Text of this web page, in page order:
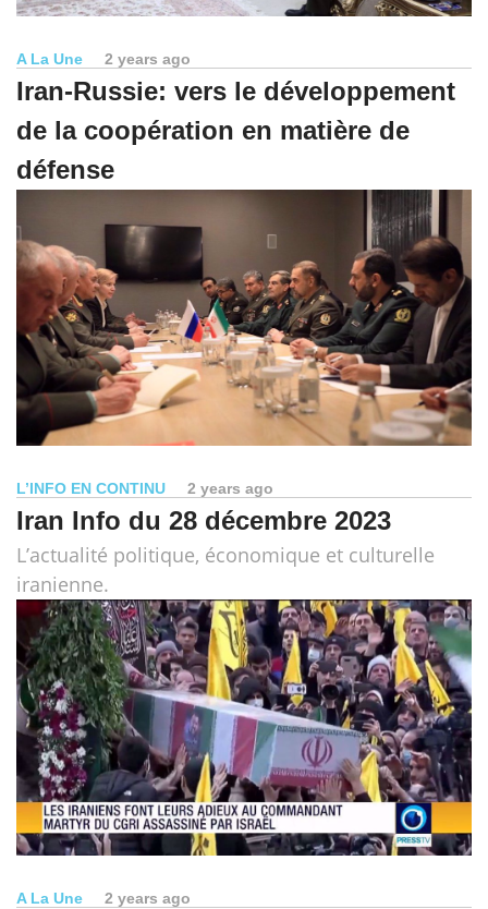
A La Une 2 years ago
Iran-Russie: vers le développement
de la coopération en matière de
défense
L’INFO EN CONTINU 2 years ago
Iran Info du 28 décembre 2023
L’actualité politique, économique et culturelle
iranienne.
A La Une 2 years ago